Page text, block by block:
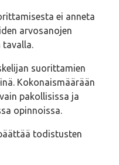
ei anneta
arvosanojen
tavalla.
suorittamien
Kokonaismäärään
pakollisissa ja
opinnoissa.
todistusten